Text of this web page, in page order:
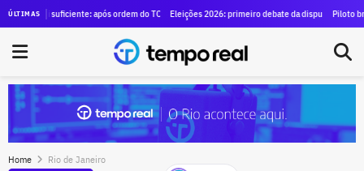
ÚLTIMAS
alugar SUVs blindados para diretores por R$ 1,29 milhão
suficiente: após ordem do TCE para anular contrato de mais de R$ 100 milhões, Duque de
Eleições 2026: primeiro debate da disputa pelo governo do
Piloto brasileiro e
Home Rio de Janeiro